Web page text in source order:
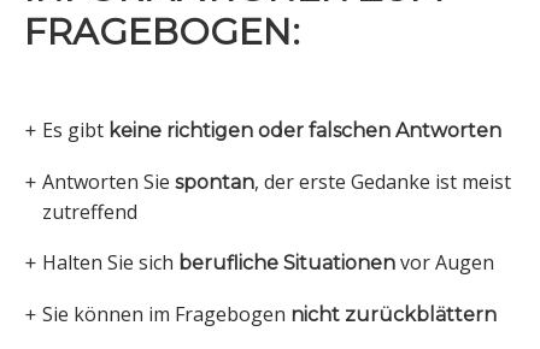
FRAGEBOGEN:
+ Es gibt keine richtigen oder falschen Antworten
+ Antworten Sie spontan, der erste Gedanke ist meist
zutreffend
+ Halten Sie sich berufliche Situationen vor Augen
+ Sie können im Fragebogen nicht zurückblättern